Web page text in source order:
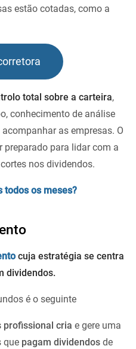
estão cotadas, como a
total sobre a carteira,
conhecimento de análise
as empresas. O
preparado para lidar com a
nos dividendos.
todos os meses?
cuja estratégia se centra
dividendos.
é o seguinte
profissional cria e gere uma
que pagam dividendos de